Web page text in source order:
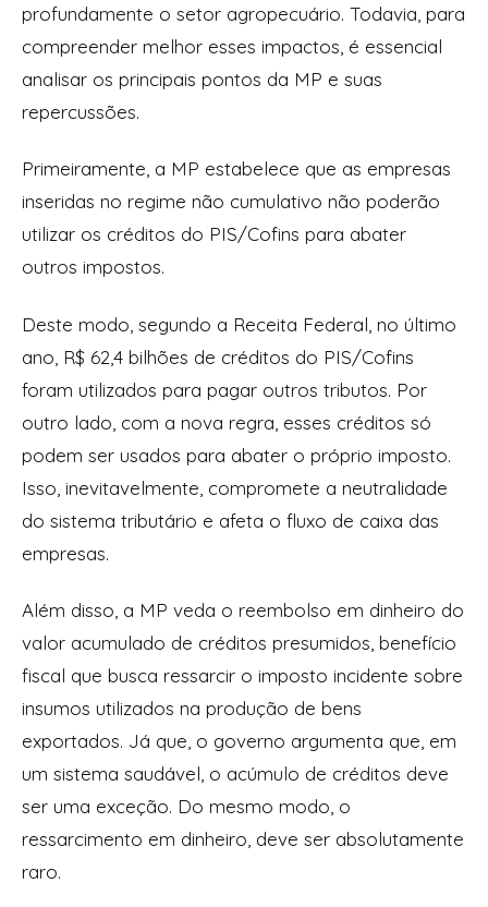
profundamente o setor agropecuário. Todavia, para
compreender melhor esses impactos, é essencial
analisar os principais pontos da MP e suas
repercussões.
Primeiramente, a MP estabelece que as empresas
inseridas no regime não cumulativo não poderão
utilizar os créditos do PIS/Cofins para abater
outros impostos.
Deste modo, segundo a Receita Federal, no último
ano, R$ 62,4 bilhões de créditos do PIS/Cofins
foram utilizados para pagar outros tributos. Por
outro lado, com a nova regra, esses créditos só
podem ser usados para abater o próprio imposto.
Isso, inevitavelmente, compromete a neutralidade
do sistema tributário e afeta o fluxo de caixa das
empresas.
Além disso, a MP veda o reembolso em dinheiro do
valor acumulado de créditos presumidos, benefício
fiscal que busca ressarcir o imposto incidente sobre
insumos utilizados na produção de bens
exportados. Já que, o governo argumenta que, em
um sistema saudável, o acúmulo de créditos deve
ser uma exceção. Do mesmo modo, o
ressarcimento em dinheiro, deve ser absolutamente
raro.